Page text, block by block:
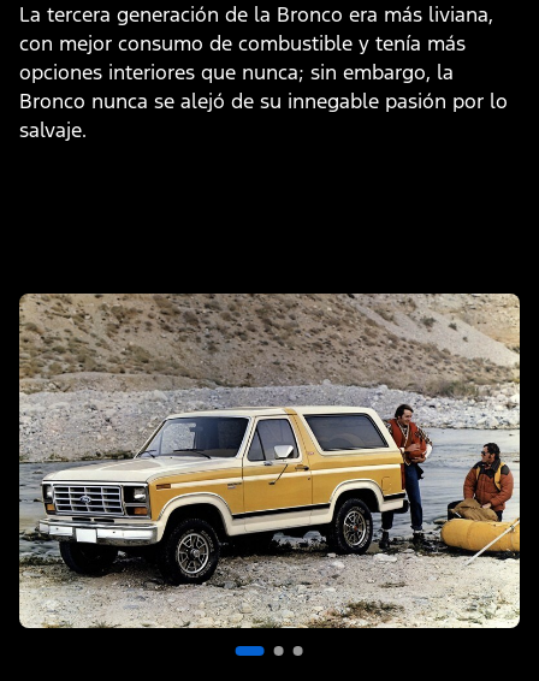
La tercera generación de la Bronco era más liviana,
con mejor consumo de combustible y tenía más
opciones interiores que nunca; sin embargo, la
Bronco nunca se alejó de su innegable pasión por lo
salvaje.
3